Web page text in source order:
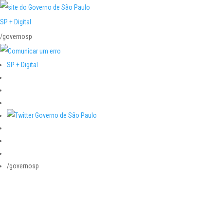
SP + Digital
/governosp
SP + Digital
/governosp